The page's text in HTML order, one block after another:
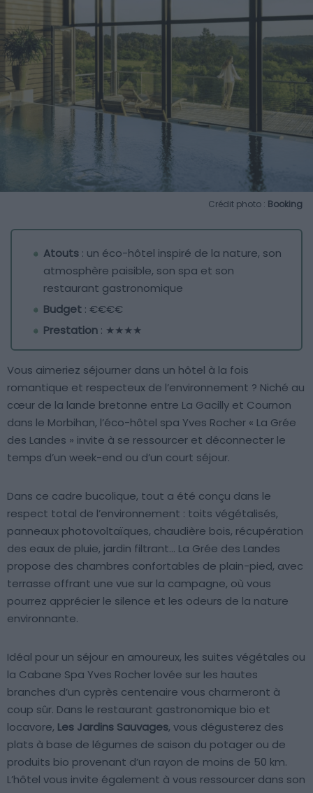
Crédit photo : Booking
Atouts : un éco-hôtel inspiré de la nature, son
atmosphère paisible, son spa et son
restaurant gastronomique
Budget : €€€€
Prestation : ★★★★
Vous aimeriez séjourner dans un hôtel à la fois
romantique et respecteux de l’environnement ? Niché au
cœur de la lande bretonne entre La Gacilly et Cournon
dans le Morbihan, l’éco-hôtel spa Yves Rocher « La Grée
des Landes » invite à se ressourcer et déconnecter le
temps d’un week-end ou d’un court séjour.
Dans ce cadre bucolique, tout a été conçu dans le
respect total de l’environnement : toits végétalisés,
panneaux photovoltaïques, chaudière bois, récupération
des eaux de pluie, jardin filtrant… La Grée des Landes
propose des chambres confortables de plain-pied, avec
terrasse offrant une vue sur la campagne, où vous
pourrez apprécier le silence et les odeurs de la nature
environnante.
Idéal pour un séjour en amoureux, les suites végétales ou
la Cabane Spa Yves Rocher lovée sur les hautes
branches d’un cyprès centenaire vous charmeront à
coup sûr. Dans le restaurant gastronomique bio et
locavore, Les Jardins Sauvages, vous dégusterez des
plats à base de légumes de saison du potager ou de
produits bio provenant d’un rayon de moins de 50 km.
L’hôtel vous invite également à vous ressourcer dans son